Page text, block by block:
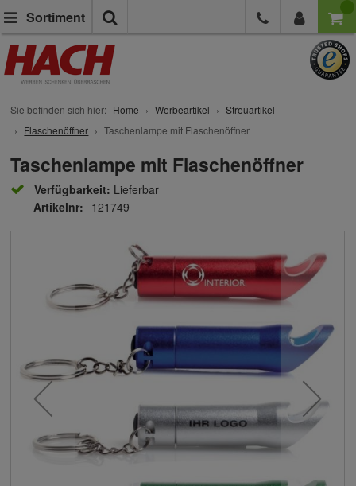
Sortiment
Sie befinden sich hier: Home Werbeartikel
Streuartikel
Flaschenöffner
Taschenlampe mit Flaschenöffner
Taschenlampe mit Flaschenöffner
Verfügbarkeit: Lieferbar
Artikelnr: 121749